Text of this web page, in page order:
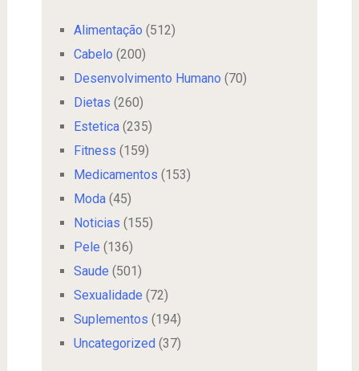
Alimentação (512)
Cabelo (200)
Desenvolvimento Humano (70)
Dietas (260)
Estetica(235)
Fitness (159)
Medicamentos (153)
Moda(45)
Noticias (155)
Pele (136)
Saude (501)
Sexualidade (72)
Suplementos (194)
Uncategorized (37)